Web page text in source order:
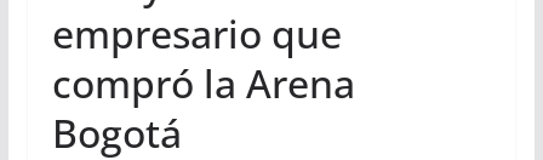
empresario que
compró la Arena
Bogotá